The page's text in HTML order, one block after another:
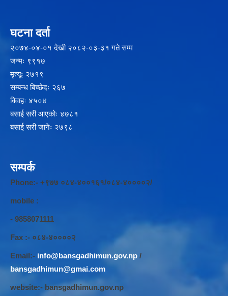
घटना दर्ता
२‍०७४-०४-०१ देखी २०८२-०३-३१ गते सम्म
जन्मः ९९१७
मृत्यूः २७१९
सम्बन्ध बिच्छेदः २६७
विवाहः ४५०४
बसाई सरी आएकोः ४७८१
बसाई सरी जानेः २७९८
सम्पर्क
Phone:- +९७७ ०८४-४००१६१/०८४-४००००२/
mobile :
- 9858071111
Fax :- ०८४-४००००२
Email:- info@bansgadhimun.gov.np /
bansgadhimun@gmai.com
website:- bansgadhimun.gov.np